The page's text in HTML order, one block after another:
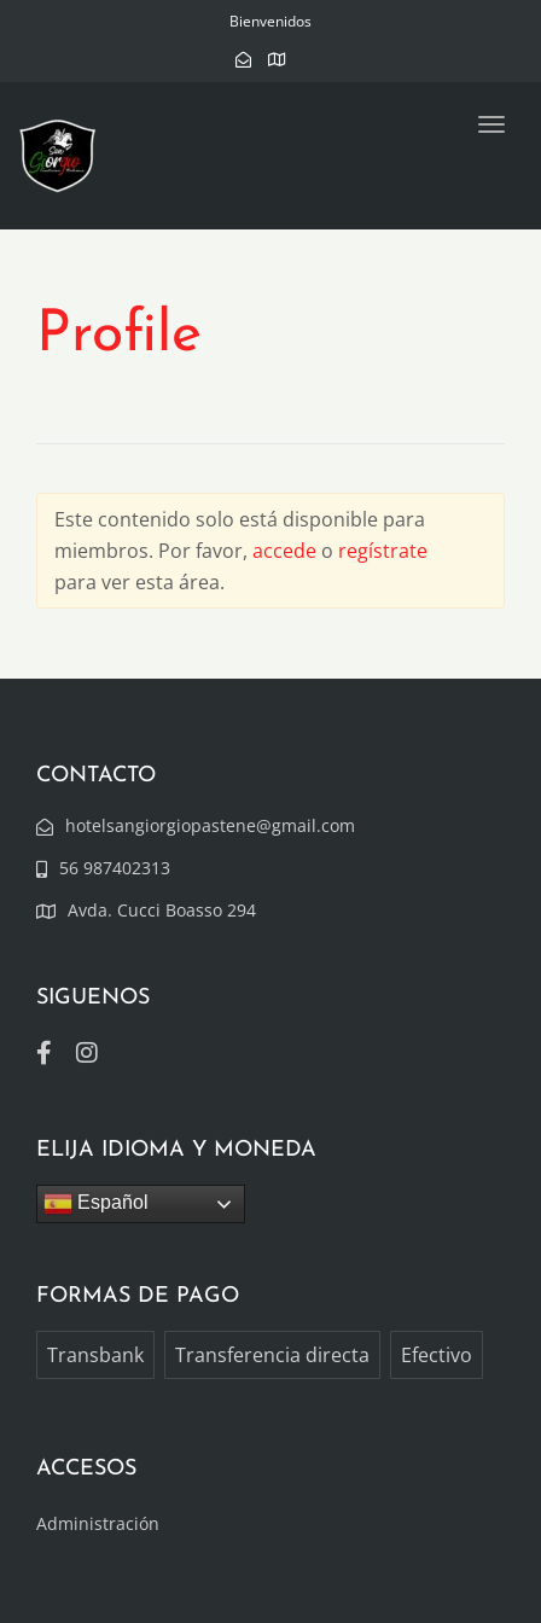
Bienvenidos
Profile
Este contenido solo está disponible para
miembros. Por favor, accede o regístrate
para ver esta área.
CONTACTO
hotelsangiorgiopastene@gmail.com
56 987402313
Avda. Cucci Boasso 294
SIGUENOS
ELIJA IDIOMA Y MONEDA
Español
FORMAS DE PAGO
Transbank Transferencia directa Efectivo
ACCESOS
Administración